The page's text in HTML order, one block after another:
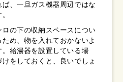
、一旦ガス機器周辺ではな
の下の収納スペースについ
め、物を入れておかないよ
給湯器を設置している場
をしておくと、良いでしょ